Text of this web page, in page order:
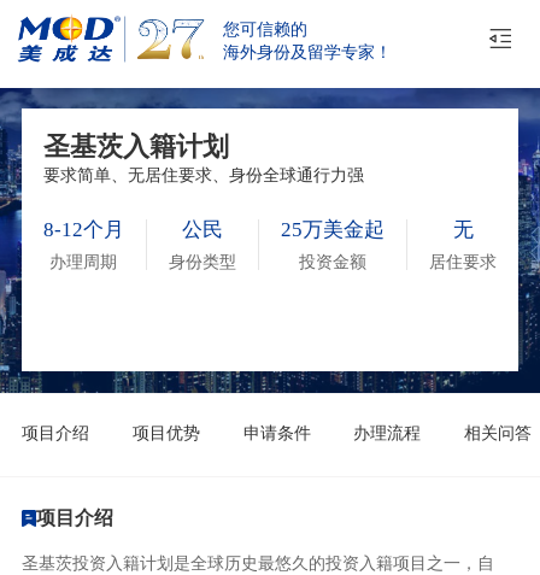
您可信赖的
海外身份及留学专家！
圣基茨入籍计划
要求简单、无居住要求、身份全球通行力强
8-12个月
办理周期
公民
身份类型
25万美金起
投资金额
无
居住要求
项目介绍 项目优势 申请条件 办理流程 相关问答
项目介绍
圣基茨投资入籍计划是全球历史最悠久的投资入籍项目之一，自